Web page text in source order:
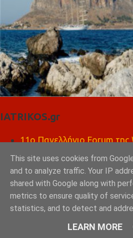
IATRIKOS.gr
11ο Πανελλήνιο Forum
Θεσσαλονίκη, 30 Μαΐου – 1
Το πιάτο της υγιεινής
Χρήση εξωτερικού
Πώς να σώσεις ένα ΠΑΙΔΙ
ΨΗΣΤΑΡΙΑ ΚΑΦΕ
This site uses cookies from
and to analyze traffic. Your IP
shared with Google along with
metrics to ensure quality of
statistics, and to detect and
LEARN MORE